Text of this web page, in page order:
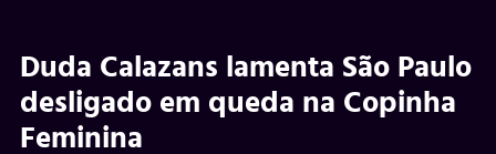
Duda Calazans lamenta São Paulo
desligado em queda na Copinha
Feminina